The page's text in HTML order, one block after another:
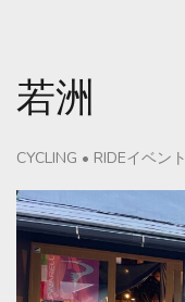
若洲
CYCLING • RIDEイベント